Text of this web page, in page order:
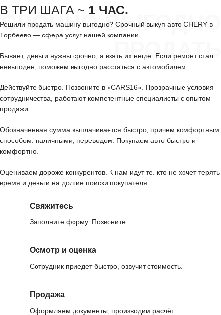
СРОЧНО ВЫГОДНО
ПРОДАТЬ
В ТРИ ШАГА ~ 1 ЧАС.
Решили продать машину выгодно? Срочный выкуп авто CHERY в
Торбеево — сфера услуг нашей компании.
Бывает, деньги нужны срочно, а взять их негде. Если ремонт стал
невыгоден, поможем выгодно расстаться с автомобилем.
Действуйте быстро. Позвоните в «CARS16». Прозрачные условия
сотрудничества, работают компетентные специалисты с опытом
продажи.
Обозначенная сумма выплачивается быстро, причем комфортным
способом: наличными, переводом. Покупаем авто быстро и
комфортно.
Оцениваем дороже конкурентов. К нам идут те, кто не хочет терять
время и деньги на долгие поиски покупателя.
Свяжитесь
Заполните форму. Позвоните.
Осмотр и оценка
Сотрудник приедет быстро, озвучит стоимость.
Продажа
Оформляем документы, производим расчёт.